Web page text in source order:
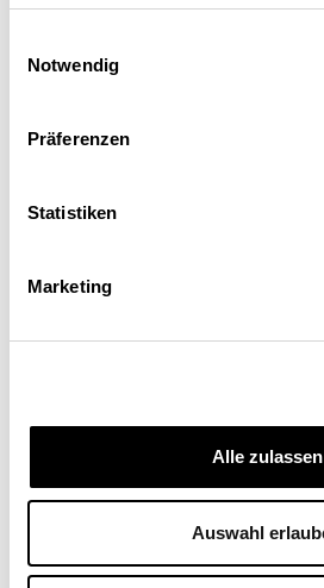
Notwendig
Präferenzen
Statistiken
Marketing
Alle zulassen
Auswahl
introduire une
remplacement
ont plus de 20
une réduction à
watt des pertes en
«veille» grâce à
passés avec les
Gain d’efficience ne
consommation accrue
Les représentants